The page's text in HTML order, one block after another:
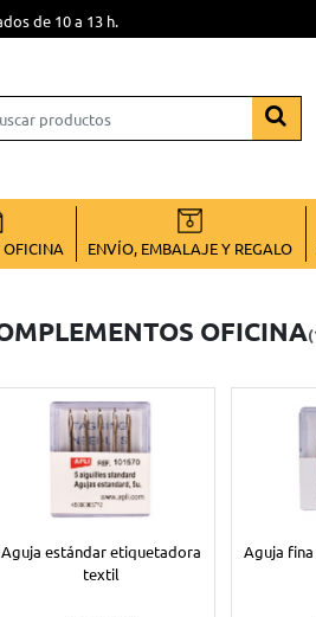
de 10 a 13 h.
OFICINA ENVÍO, EMBALAJE Y REGALO
OFICINA
Aguja estándar etiquetadora
textil
Aguja